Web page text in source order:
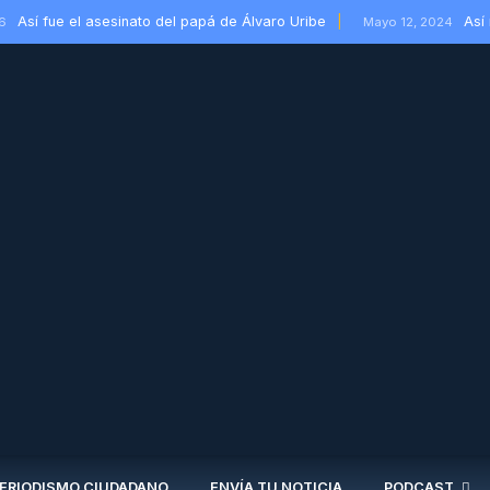
Así fue el asesinato del papá de Álvaro Uribe Mayo 12, 2024 Así